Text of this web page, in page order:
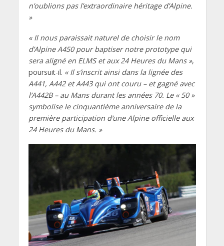
n’oublions pas l’extraordinaire héritage d’Alpine.
»
« Il nous paraissait naturel de choisir le nom
d’Alpine A450 pour baptiser notre prototype qui
sera aligné en ELMS et aux 24 Heures du Mans »,
poursuit-il. « Il s’inscrit ainsi dans la lignée des
A441, A442 et A443 qui ont couru – et gagné avec
l’A442B – au Mans durant les années 70. Le « 50 »
symbolise le cinquantième anniversaire de la
première participation d’une Alpine officielle aux
24 Heures du Mans. »